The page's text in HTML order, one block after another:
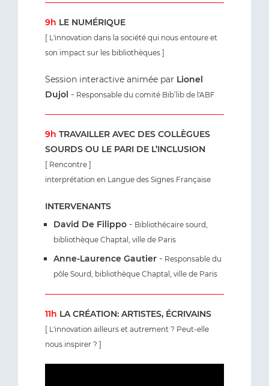
9h LE NUMÉRIQUE
[ L'innovation dans la société qui nous entoure et
son impact sur les bibliothèques ]
Session interactive animée par Lionel
Dujol - Responsable du comité Bib’lib de l'ABF
9h TRAVAILLER AVEC DES COLLÈGUES
SOURDS OU LE PARI DE L’INCLUSION
[ Rencontre ]
interprétation en Langue des Signes Française
INTERVENANTS
David De Filippo - Bibliothécaire sourd,
bibliothèque Chaptal, ville de Paris
Anne-Laurence Gautier - Responsable du
pôle Sourd, bibliothèque Chaptal, ville de Paris
11h LA CRÉATION: ARTISTES, ÉCRIVAINS
[ L'innovation ailleurs et autrement ? Peut-elle
nous inspirer ? ]